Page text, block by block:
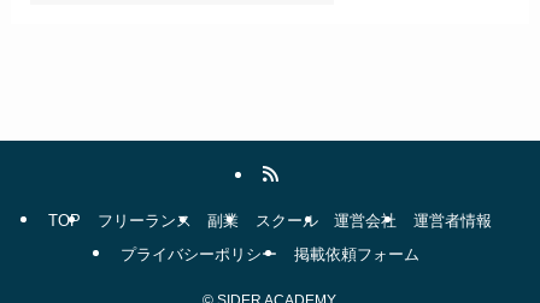
TOP フリーランス 副業 スクール 運営会社
運営者情報
プライバシーポリシー
掲載依頼フォーム